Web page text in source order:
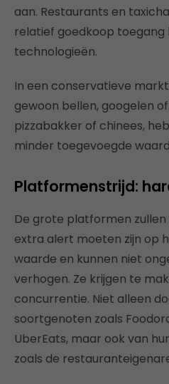
aan. Restaurants en
relatief goedkoop toegang
technologieën.
In een conservatieve
gewoon bellen, googelen
pizzabakker of chinees,
minder toegevoegde
Platformenstrijd:
De grote platformen zullen
extra alert moeten zijn op
waarde en kunnen niet
verhogen. Ze krijgen te
concurrentie. Niet alleen
soortgenoten zoals
UberEats, maar ook van
zoals de